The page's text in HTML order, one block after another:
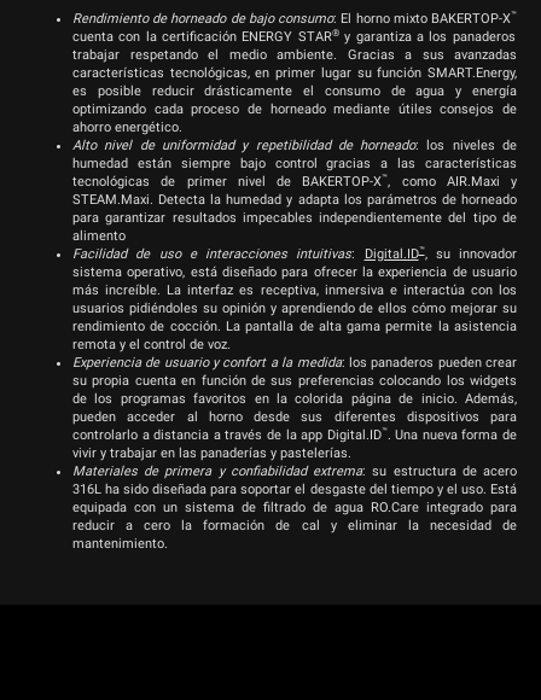
Rendimiento de horneado de bajo consumo: El horno mixto BAKERTOP-X™
cuenta con la certificación ENERGY STAR®y garantiza a los panaderos
trabajar respetando el medio ambiente. Gracias a sus avanzadas
características tecnológicas, en primer lugar su función SMART.Energy,
es posible reducir drásticamente el consumo de agua y energía
optimizando cada proceso de horneado mediante útiles consejos de
ahorro energético.
Alto nivel de uniformidad y repetibilidad de horneado:
los niveles de
humedad están siempre bajo control gracias a las características
tecnológicas de primer nivel de BAKERTOP-X™, como AIR.Maxi y
STEAM.Maxi. Detecta la humedad y adapta los parámetros de horneado
para garantizar resultados impecables independientemente del tipo de
alimento
Facilidad de uso e interacciones intuitivas: Digital.ID™, su innovador
sistema operativo, está diseñado para ofrecer la experiencia de usuario
más increíble. La interfaz es receptiva, inmersiva e interactúa con los
usuarios pidiéndoles su opinión y aprendiendo de ellos cómo mejorar su
rendimiento de cocción. La pantalla de alta gama permite la asistencia
remota y el control de voz.
Experiencia de usuario y confort a la medida: los panaderos pueden crear
su propia cuenta en función de sus preferencias colocando los widgets
de los programas favoritos en la colorida página de inicio. Además,
pueden acceder al horno desde sus diferentes dispositivos para
controlarlo a distancia a través de la app Digital.ID™. Una nueva forma de
vivir y trabajar en las panaderías y pastelerías.
Materiales de primera y confiabilidad extrema: su estructura de acero
316L ha sido diseñada para soportar el desgaste del tiempo y el uso. Está
equipada con un sistema de filtrado de agua RO.Care integrado para
reducir a cero la formación de cal y eliminar la necesidad de
mantenimiento.